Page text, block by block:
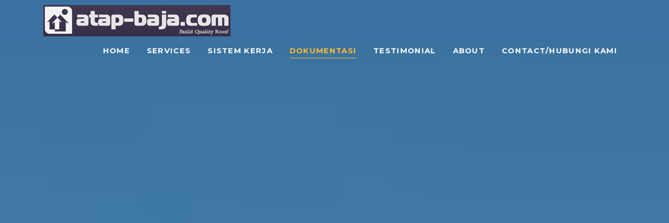
HOME SERVICES SISTEM KERJA DOKUMENTASI TESTIMONIAL ABOUT CONTACT/HUBUNGI KAMI